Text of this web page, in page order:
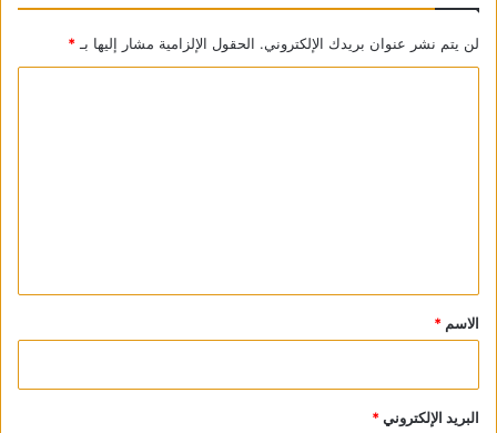
لن يتم نشر عنوان بريدك الإلكتروني. الحقول الإلزامية مشار إليها بـ *
*
الاسم *
البريد الإلكتروني*